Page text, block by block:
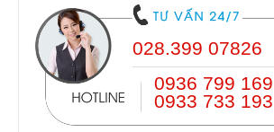
028.399 07826
0936 799 169
0933 733 193